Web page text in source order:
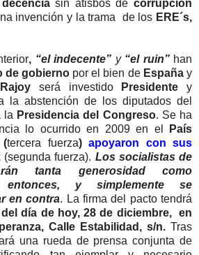
decenciasin atisbos decorrupción
invención y la trama de los ERE´s,
, “el indecente” y “el ruin” han
de gobiernopor el bien de Españay
será investido Presidentey
la abstención de los diputados del
la Presidencia del Congreso. Se ha
lo ocurrido en 2009 en el
País
(tercera fuerza)apoyaron con sus
(segunda fuerza). Los socialistas de
tanta generosidad como
entonces, y simplemente se
en contra. La firma del pacto tendrá
día de hoy, 28 de diciembre, en
CalIe Estabilidad, s/n. Tras
una rueda de prensa conjunta de